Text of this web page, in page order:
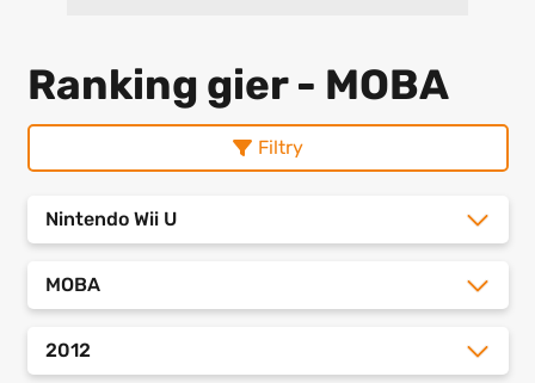
Ranking gier - MOBA
Filtry
Nintendo Wii U
MOBA
2012